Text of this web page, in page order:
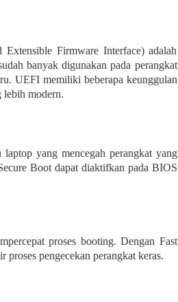
Firmware Interface) adalah
banyak digunakan pada perangkat
UEFI memiliki beberapa keunggulan
lebih modern.
yang mencegah perangkat yang
Boot dapat diaktifkan pada BIOS
proses booting. Dengan Fast
pengecekan perangkat keras.